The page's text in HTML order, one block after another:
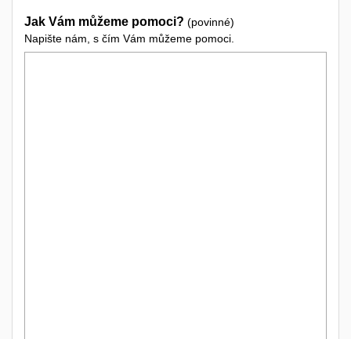
Jak Vám můžeme pomoci? (povinné)
Napište nám, s čím Vám můžeme pomoci.